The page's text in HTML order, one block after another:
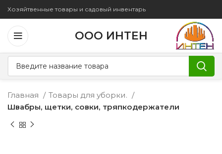
Хозяйтвенные товары и садовый инвентарь
ООО ИНТЕН
Главная
Товары для уборки.
Швабры, щетки, совки, тряпкодержатели